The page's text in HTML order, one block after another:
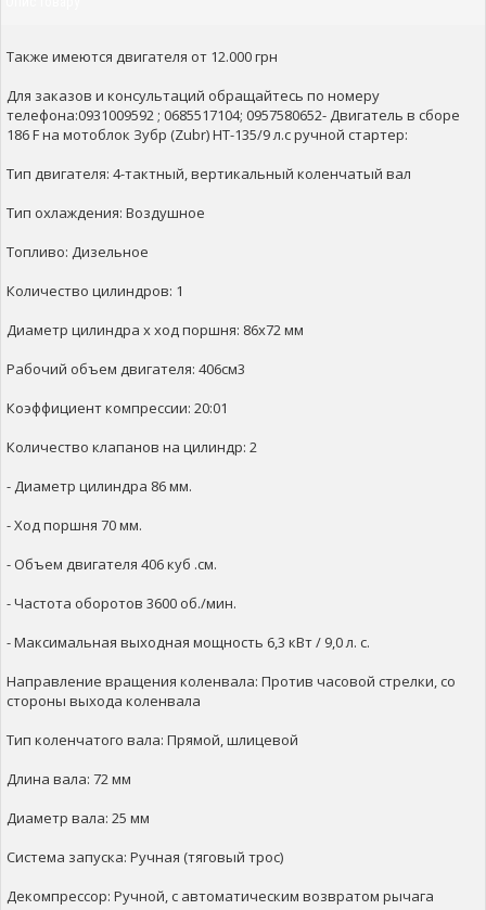
Также имеются двигателя от 12.000 грн
Для заказов и консультаций обращайтесь по номеру
телефона:0931009592 ; 0685517104; 0957580652- Двигатель в сборе
186 F на мотоблок Зубр (Zubr) НТ-135/9 л.с ручной стартер:
Тип двигателя: 4-тактный, вертикальный коленчатый вал
Тип охлаждения: Воздушное
Топливо: Дизельное
Количество цилиндров: 1
Диаметр цилиндра х ход поршня: 86х72 мм
Рабочий объем двигателя: 406см3
Коэффициент компрессии: 20:01
Количество клапанов на цилиндр: 2
- Диаметр цилиндра 86 мм.
- Ход поршня 70 мм.
- Объем двигателя 406 куб .см.
- Частота оборотов 3600 об./мин.
- Максимальная выходная мощность 6,3 кВт / 9,0 л. с.
Направление вращения коленвала: Против часовой стрелки, со
стороны выхода коленвала
Тип коленчатого вала: Прямой, шлицевой
Длина вала: 72 мм
Диаметр вала: 25 мм
Система запуска: Ручная (тяговый трос)
Декомпрессор: Ручной, с автоматическим возвратом рычага